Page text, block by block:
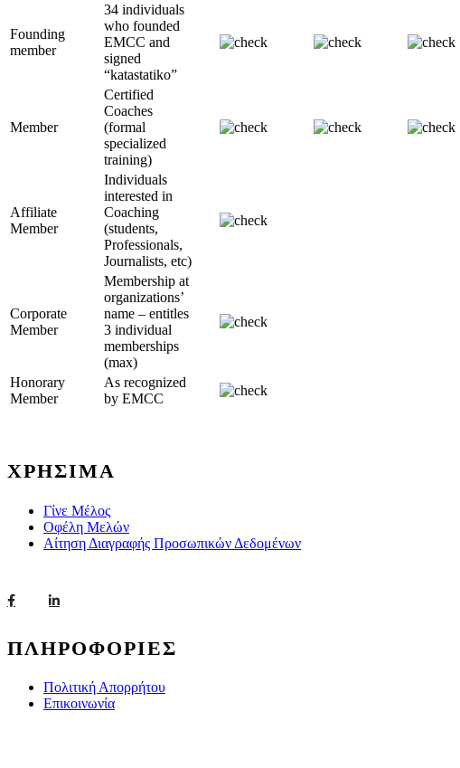
Founding
member
34 individuals
who founded
EMCC and
signed
“katastatiko”
Member
Certified
Coaches
(formal
specialized
training)
Affiliate
Member
Individuals
interested in
Coaching
(students,
Professionals,
Journalists, etc)
Corporate
Member
Membership at
organizations’
name – entitles
3 individual
memberships
(max)
Honorary
Member
As recognized
by EMCC
ΧΡΗΣΙΜΑ
Γίνε Μέλος
Οφέλη Μελών
Αίτηση Διαγραφής Προσωπικών Δεδομένων
ΠΛΗΡΟΦΟΡΙΕΣ
Πολιτική Απορρήτου
Επικοινωνία